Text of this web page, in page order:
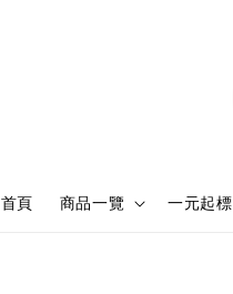
首頁 商品一覽 一元起標